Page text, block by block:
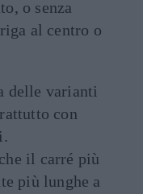
o senza
al centro o
delle varianti
con
il carré più
più lunghe a